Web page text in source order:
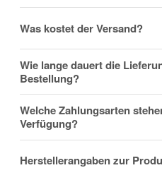
E-Mail
Telefon
Was kostet der Versand?
Wie lange dauert die
Bestellung?
Welche Zahlungsarten
Verfügung?
Herstellerangaben zur